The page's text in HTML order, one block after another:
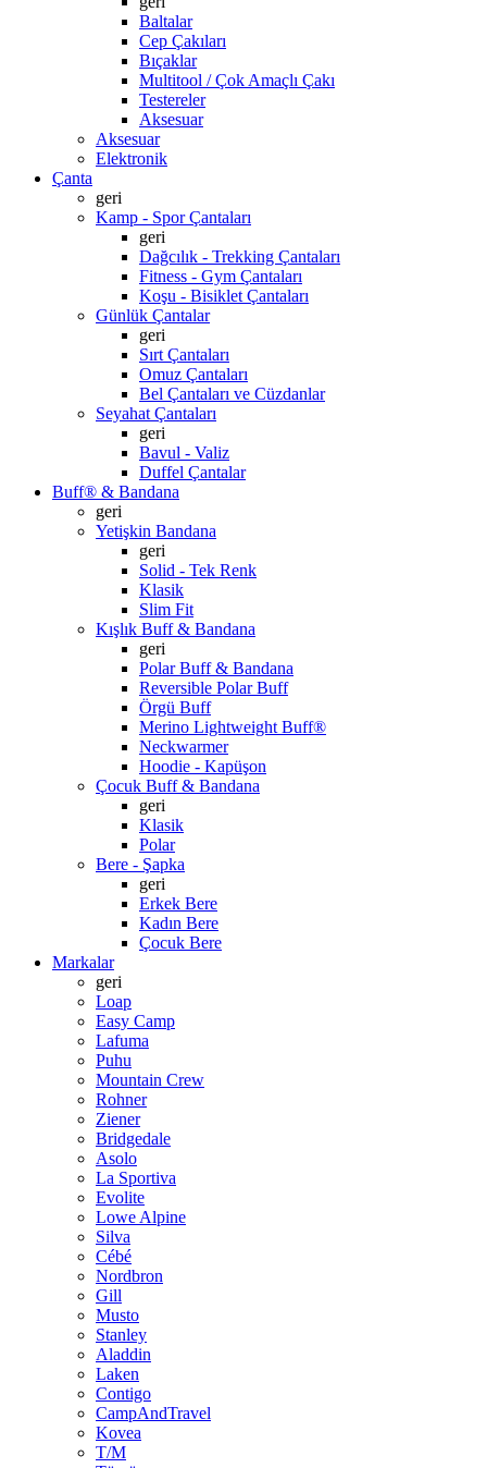
Baltalar
Cep Çakıları
Bıçaklar
Multitool / Çok Amaçlı Çakı
Testereler
Aksesuar
Aksesuar
Elektronik
Çanta
geri
Kamp - Spor Çantaları
geri
Dağcılık - Trekking Çantaları
Fitness - Gym Çantaları
Koşu - Bisiklet Çantaları
Günlük Çantalar
geri
Sırt Çantaları
Omuz Çantaları
Bel Çantaları ve Cüzdanlar
Seyahat Çantaları
geri
Bavul - Valiz
Duffel Çantalar
Buff® & Bandana
geri
Yetişkin Bandana
geri
Solid - Tek Renk
Klasik
Slim Fit
Kışlık Buff & Bandana
geri
Polar Buff & Bandana
Reversible Polar Buff
Örgü Buff
Merino Lightweight Buff®
Neckwarmer
Hoodie - Kapüşon
Çocuk Buff & Bandana
geri
Klasik
Polar
Bere - Şapka
geri
Erkek Bere
Kadın Bere
Çocuk Bere
Markalar
geri
Loap
Easy Camp
Lafuma
Puhu
Mountain Crew
Rohner
Ziener
Bridgedale
Asolo
La Sportiva
Evolite
Lowe Alpine
Silva
Cébé
Nordbron
Gill
Musto
Stanley
Aladdin
Laken
Contigo
CampAndTravel
Kovea
T/M